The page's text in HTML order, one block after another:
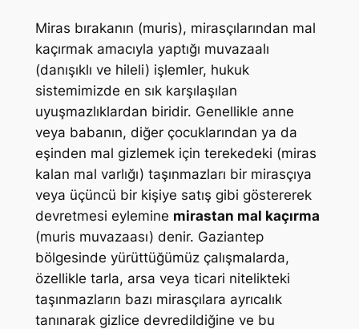
Miras bırakanın (muris), mirasçılarından mal
kaçırmak amacıyla yaptığı muvazaalı
(danışıklı ve hileli) işlemler, hukuk
sistemimizde en sık karşılaşılan
uyuşmazlıklardan biridir. Genellikle anne
veya babanın, diğer çocuklarından ya da
eşinden mal gizlemek için terekedeki (miras
kalan mal varlığı) taşınmazları bir mirasçıya
veya üçüncü bir kişiye satış gibi göstererek
devretmesi eylemine mirastan mal kaçırma
(muris muvazaası) denir. Gaziantep
bölgesinde yürüttüğümüz çalışmalarda,
özellikle tarla, arsa veya ticari nitelikteki
taşınmazların bazı mirasçılara ayrıcalık
tanınarak gizlice devredildiğine ve bu